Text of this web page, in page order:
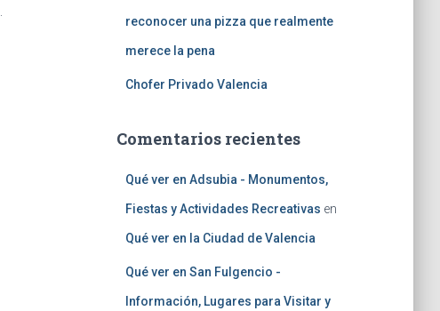
reconocer una pizza que realmente
merece la pena
Chofer Privado Valencia
Comentarios recientes
Qué ver en Adsubia - Monumentos,
Fiestas y Actividades Recreativas en
Qué ver en la Ciudad de Valencia
Qué ver en San Fulgencio -
Información, Lugares para Visitar y